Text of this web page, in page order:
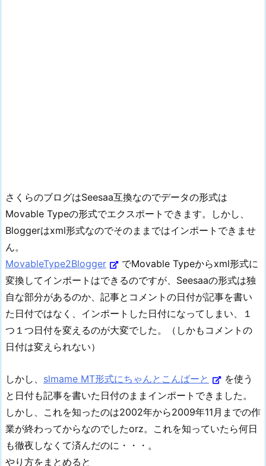
さくらのブログはSeesaa互換なのでデータの形式は
Movable Typeの形式でエクスポートできます。しかし、
Bloggerはxml形式なのでそのままではインポートできませ
ん。
MovableType2Blogger
でMovable Typeからxml形式に
変換してインポートはできるのですが、Seesaaの形式は独
自な部分があるのか、記事とコメントの日付が記事を書い
た日付ではなく、インポートした日付になってしまい、１
つ１つ日付を変えるのが大変でした。（しかもコメントの
日付は変えられない）
しかし、 slmame MT形式にちゃんとこんばーと
を使う
と日付も記事を書いた日付のままインポートできました。
しかし、これを知ったのは2002年から2009年11月までの作
業が終わってからなのでしたorz。これを知っていたら何日
も徹夜しなくて済んだのに・・・。
やり方をまとめると